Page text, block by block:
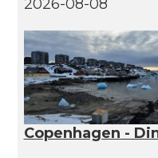
2026-08-08
Copenhagen -